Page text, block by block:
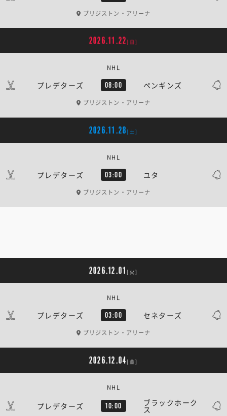
ブリジストン・アリーナ
2026.11.22 [日]
プレデターズ 08:00 ペンギンズ
NHL
ブリジストン・アリーナ
2026.11.28 [土]
プレデターズ 03:00 ユタ
NHL
ブリジストン・アリーナ
2026.12.01 [火]
プレデターズ 03:00 セネターズ
NHL
ブリジストン・アリーナ
2026.12.04 [金]
プレデターズ 10:00 ブラックホーク
ス
NHL